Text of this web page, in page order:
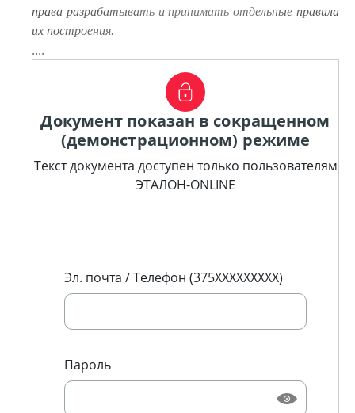
права разрабатывать и принимать отдельные правила
их построения.
....
Документ показан в сокращенном
(демонстрационном) режиме
Текст документа доступен только пользователям
ЭТАЛОН-ONLINE
Эл. почта / Телефон (375XXXXXXXXX)
Пароль